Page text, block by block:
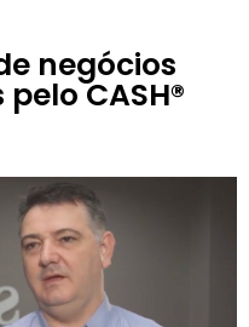
negócios
CASH®